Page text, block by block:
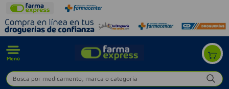
Menú
Busca por medicamento, marca o categoría